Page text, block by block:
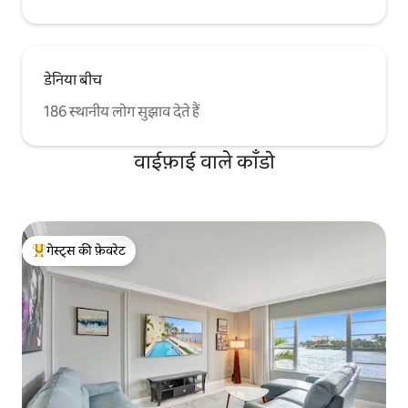
डेनिया बीच
186 स्थानीय लोग सुझाव देते हैं
वाईफ़ाई वाले काँडो
गेस्ट्स का टॉप फ़ेवरेट
गेस्ट्स की फ़ेवरेट